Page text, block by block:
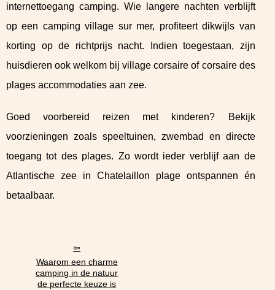
internettoegang camping. Wie langere nachten verblijft
op een camping village sur mer, profiteert dikwijls van
korting op de richtprijs nacht. Indien toegestaan, zijn
huisdieren ook welkom bij village corsaire of corsaire des
plages accommodaties aan zee.
Goed voorbereid reizen met kinderen? Bekijk
voorzieningen zoals speeltuinen, zwembad en directe
toegang tot des plages. Zo wordt ieder verblijf aan de
Atlantische zee in Chatelaillon plage ontspannen én
betaalbaar.
Waarom een charme
camping in de natuur
de perfecte keuze is